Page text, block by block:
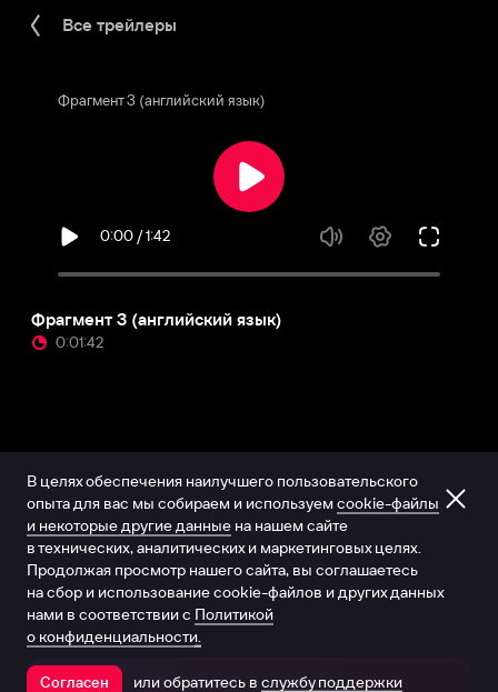
Все трейлеры
Фрагмент 3 (английский язык)
0:01:42
Открыть в приложении
В целях обеспечения наилучшего пользовательского
опыта для вас мы собираем и используем cookie-файлы
и некоторые другие данные на нашем сайте
в технических, аналитических и маркетинговых целях.
Продолжая просмотр нашего сайта, вы соглашаетесь
на сбор и использование cookie-файлов и других данных
нами в соответствии с Политикой
о конфиденциальности.
Согласен или обратитесь в службу поддержки